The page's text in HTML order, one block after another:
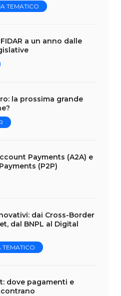
TEMATICO
FIDAR a un anno dalle
la prossima grande
Payments (A2A) e
(P2P)
dai Cross-Border
dal BNPL al Digital
dove pagamenti e